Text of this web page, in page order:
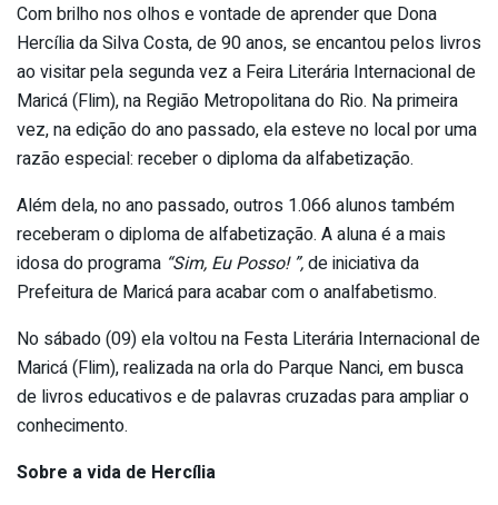
Com brilho nos olhos e vontade de aprender que Dona
Hercília da Silva Costa, de 90 anos, se encantou pelos livros
ao visitar pela segunda vez a Feira Literária Internacional de
Maricá (Flim), na Região Metropolitana do Rio. Na primeira
vez, na edição do ano passado, ela esteve no local por uma
razão especial: receber o diploma da alfabetização.
Além dela, no ano passado, outros 1.066 alunos também
receberam o diploma de alfabetização. A aluna é a mais
idosa do programa “Sim, Eu Posso! ”,de iniciativa da
Prefeitura de Maricá para acabar com o analfabetismo.
No sábado (09) ela voltou na Festa Literária Internacional de
Maricá (Flim), realizada na orla do Parque Nanci, em busca
de livros educativos e de palavras cruzadas para ampliar o
conhecimento.
Sobre a vida de Hercília